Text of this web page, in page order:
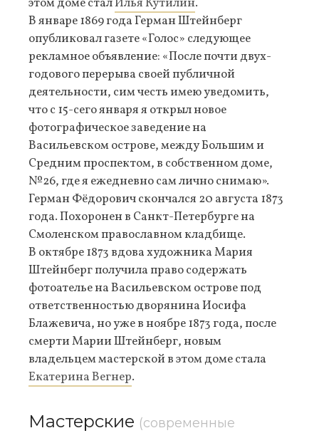
В январе 1869 года Герман Штейнберг
опубликовал газете «Голос» следующее
рекламное объявление: «После почти двух-
годового перерыва своей публичной
деятельности, сим честь имею уведомить,
что с 15-сего января я открыл новое
фотографическое заведение на
Васильевском острове, между Большим и
Средним проспектом, в собственном доме,
№26, где я ежедневно сам лично снимаю».
Герман Фёдорович скончался 20 августа 1873
года. Похоронен в Санкт-Петербурге на
Смоленском православном кладбище.
В октябре 1873 вдова художника Мария
Штейнберг получила право содержать
фотоателье на Васильевском острове под
ответственностью дворянина Иосифа
Блажевича, но уже в ноябре 1873 года, после
смерти Марии Штейнберг, новым
владельцем мастерской в этом доме стала
Екатерина Вегнер.
Мастерские (современные